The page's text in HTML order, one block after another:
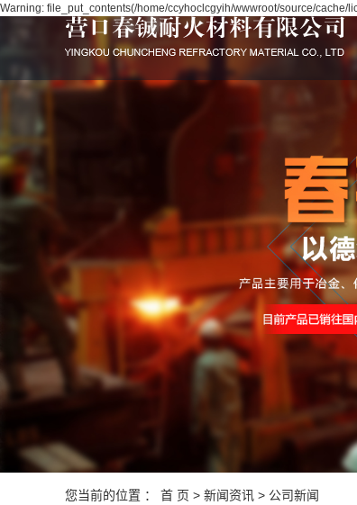
Warning: file_put_contents(/home/ccyhoclcgyih/wwwroot/source/
您当前的位置 ： 首 页 > 新闻资讯 > 公司新闻